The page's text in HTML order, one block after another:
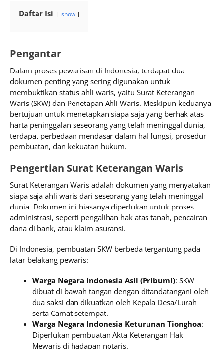
Daftar Isi show
Pengantar
Dalam proses pewarisan di Indonesia, terdapat dua
dokumen penting yang sering digunakan untuk
membuktikan status ahli waris, yaitu Surat Keterangan
Waris (SKW) dan Penetapan Ahli Waris. Meskipun keduanya
bertujuan untuk menetapkan siapa saja yang berhak atas
harta peninggalan seseorang yang telah meninggal dunia,
terdapat perbedaan mendasar dalam hal fungsi, prosedur
pembuatan, dan kekuatan hukum.
Pengertian Surat Keterangan Waris
Surat Keterangan Waris adalah dokumen yang menyatakan
siapa saja ahli waris dari seseorang yang telah meninggal
dunia. Dokumen ini biasanya diperlukan untuk proses
administrasi, seperti pengalihan hak atas tanah, pencairan
dana di bank, atau klaim asuransi.
Di Indonesia, pembuatan SKW berbeda tergantung pada
latar belakang pewaris:
Warga Negara Indonesia Asli (Pribumi): SKW
dibuat di bawah tangan dengan ditandatangani oleh
dua saksi dan dikuatkan oleh Kepala Desa/Lurah
serta Camat setempat.
Warga Negara Indonesia Keturunan Tionghoa:
Diperlukan pembuatan Akta Keterangan Hak
Mewaris di hadapan notaris.